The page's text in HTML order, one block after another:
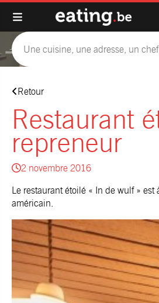
Retour
Restaurant
repreneur
2 novembre 2016
Le restaurant étoilé « In de wulf »
américain.